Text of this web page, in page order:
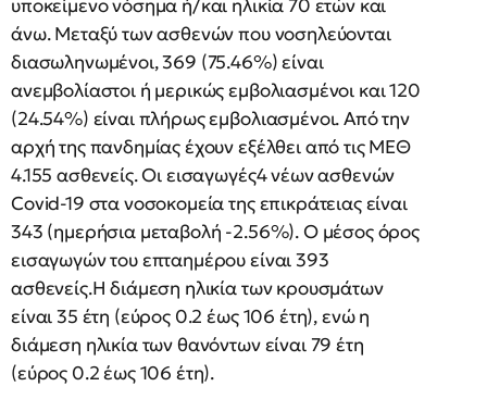
υποκείμενο νόσημα ή/και ηλικία 70 ετών και
άνω. Μεταξύ των ασθενών που νοσηλεύονται
διασωληνωμένοι, 369 (75.46%) είναι
ανεμβολίαστοι ή μερικώς εμβολιασμένοι και 120
(24.54%) είναι πλήρως εμβολιασμένοι. Από την
αρχή της πανδημίας έχουν εξέλθει από τις ΜΕΘ
4.155 ασθενείς. Οι εισαγωγές4 νέων ασθενών
Covid-19 στα νοσοκομεία της επικράτειας είναι
343 (ημερήσια μεταβολή -2.56%). Ο μέσος όρος
εισαγωγών του επταημέρου είναι 393
ασθενείς.Η διάμεση ηλικία των κρουσμάτων
είναι 35 έτη (εύρος 0.2 έως 106 έτη), ενώ η
διάμεση ηλικία των θανόντων είναι 79 έτη
(εύρος 0.2 έως 106 έτη).